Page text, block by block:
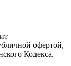
офертой,
Кодекса.